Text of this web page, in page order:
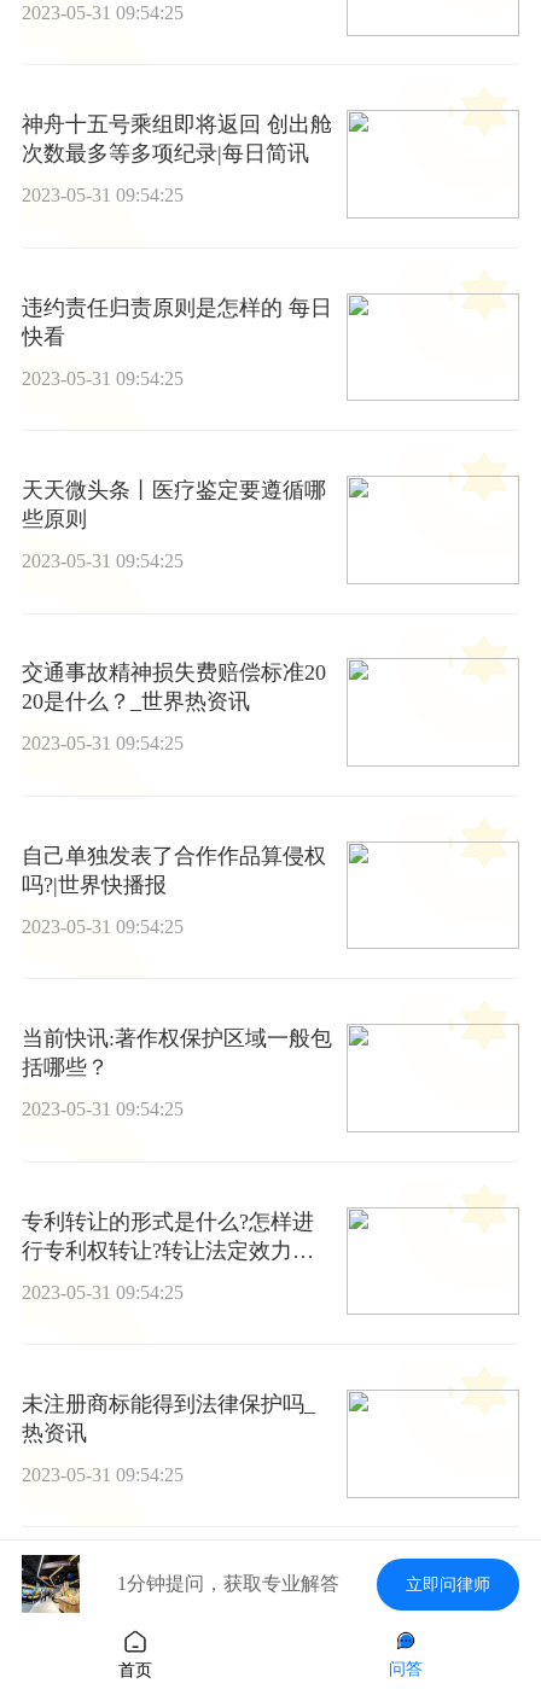
2023-05-31 09:54:25
神舟十五号乘组即将返回 创出舱
次数最多等多项纪录|每日简讯
2023-05-31 09:54:25
违约责任归责原则是怎样的 每日
快看
2023-05-31 09:54:25
天天微头条丨医疗鉴定要遵循哪
些原则
2023-05-31 09:54:25
交通事故精神损失费赔偿标准20
20是什么？_世界热资讯
2023-05-31 09:54:25
自己单独发表了合作作品算侵权
吗?|世界快播报
2023-05-31 09:54:25
当前快讯:著作权保护区域一般包
括哪些？
2023-05-31 09:54:25
专利转让的形式是什么?怎样进
行专利权转让?转让法定效力是
2023-05-31 09:54:25
未注册商标能得到法律保护吗_
热资讯
2023-05-31 09:54:25
新农村建设中的征地拆迁存在什
么问题
2023-05-31 09:54:25
1分钟提问，获取专业解答 立即问律师
首页 问答